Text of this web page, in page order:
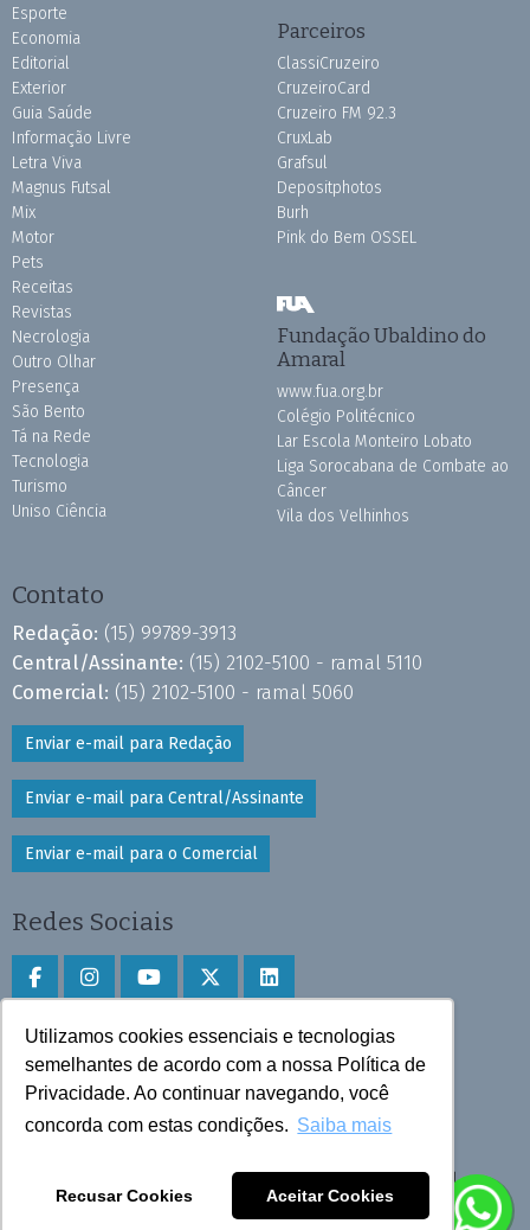
Utilizamos cookies essenciais e tecnologias
semelhantes de acordo com a nossa Política de
Privacidade. Ao continuar navegando, você
concorda com estas condições. Saiba mais
Recusar Cookies Aceitar Cookies
Esporte
Economia
Editorial
Exterior
Guia Saúde
Informação Livre
Letra Viva
Magnus Futsal
Mix
Motor
Pets
Receitas
Revistas
Necrologia
Outro Olhar
Presença
São Bento
Tá na Rede
Tecnologia
Turismo
Uniso Ciência
Parceiros
ClassiCruzeiro
CruzeiroCard
Cruzeiro FM 92.3
CruxLab
Grafsul
Depositphotos
Burh
Pink do Bem OSSEL
Fundação Ubaldino do
Amaral
www.fua.org.br
Colégio Politécnico
Lar Escola Monteiro Lobato
Liga Sorocabana de Combate ao
Câncer
Vila dos Velhinhos
Contato
Redação: (15) 99789-3913
Central/Assinante: (15) 2102-5100 - ramal 5110
Comercial: (15) 2102-5100 - ramal 5060
Enviar e-mail para Redação
Enviar e-mail para Central/Assinante
Enviar e-mail para o Comercial
Redes Sociais
Faça download do aplicativo
Play Store e App Store
Todos os direitos reservados © 2025 Cruzeiro do Sul